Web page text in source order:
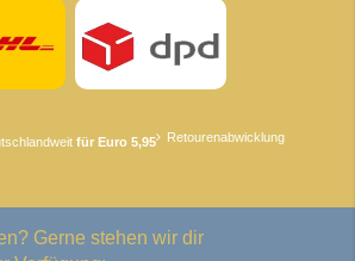
für Euro 5,95 Retourenabwicklung
Gerne stehen wir dir